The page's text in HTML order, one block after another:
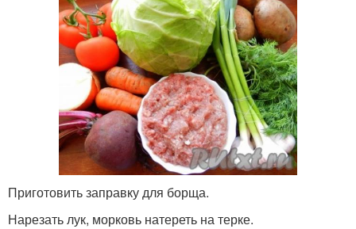
Приготовить заправку для борща.
Нарезать лук, морковь натереть на терке.